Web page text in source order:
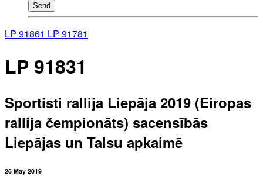
Send
LP 91861 LP 91781
LP 91831
Sportisti rallija Liepāja 2019 (Eiropas
rallija čempionāts) sacensībās
Liepājas un Talsu apkaimē
26 May 2019